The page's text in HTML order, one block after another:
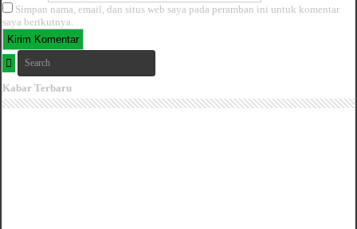
Simpan nama, email, dan situs web saya pada peramban ini untuk komentar
saya berikutnya.
Kabar Terbaru